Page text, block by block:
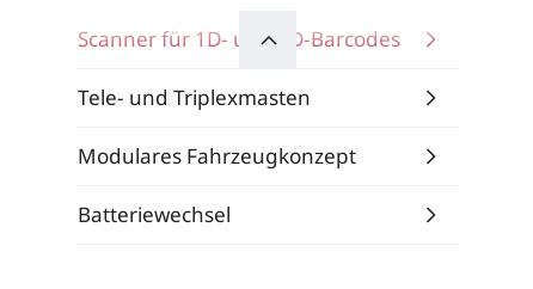
Scanner für 1D- und 2D-Barcodes
Tele- und Triplexmasten
Modulares Fahrzeugkonzept
Batteriewechsel